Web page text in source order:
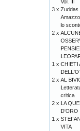
Vol. III
3 x Zuddas
lo
2 x
1 x CHIETI
2 x AL
critica
2 x LA
D'ORO
1 x
VITA